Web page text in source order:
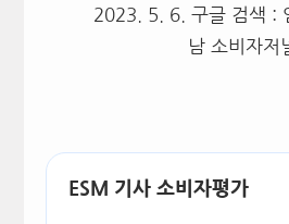
2023. 5. 6. 구글 검색 :
남 소비자저
ESM 기사 소비자평가